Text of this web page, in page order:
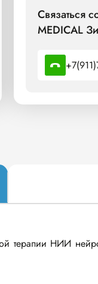
Связаться
MEDICAL
НИИ